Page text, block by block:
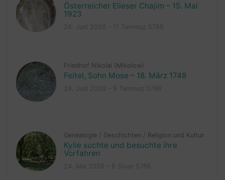
Österreicher Elieser Chajim – 15. Mai
1923
Friedhof Nikolai (Mikolow)
Feitel, Sohn Mose – 18. März 1748
Genealogie / Geschichten / Religion und Kultur
Kylie suchte und besuchte ihre
Vorfahren